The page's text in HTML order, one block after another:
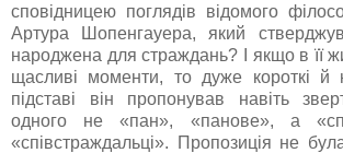
сповідницею поглядів відомого
Артура Шопенгауера, який
народжена для страждань? І якщо в її
щасливі моменти, то дуже короткі й
підставі він пропонував навіть
одного не «пан», «панове», а
«співстраждальці». Пропозиція не